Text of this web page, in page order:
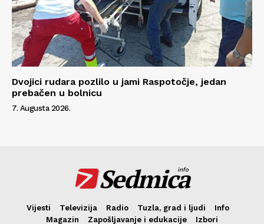
Dvojici rudara pozlilo u jami Raspotočje, jedan
prebačen u bolnicu
7. Augusta 2026.
Sedmica
info
Vijesti Televizija Radio Tuzla, grad i ljudi
Info
Magazin
Zapošljavanje i edukacije Izbori